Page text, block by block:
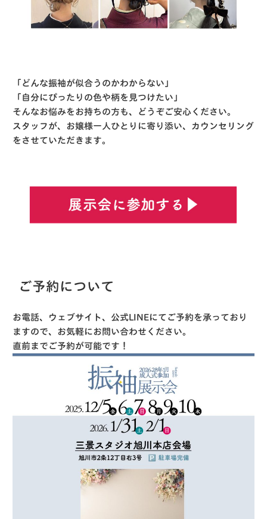
「どんな振袖が似合うのかわからない」
「自分にぴったりの色や柄を見つけたい」
そんなお悩みをお持ちの方も、どうぞご安心ください。
スタッフが、お嬢様一人ひとりに寄り添い、カウンセリング
をさせていただきます。
ご予約について
お電話、ウェブサイト、公式LINEにてご予約を承っており
ますので、お気軽にお問い合わせください。
直前までご予約が可能です！